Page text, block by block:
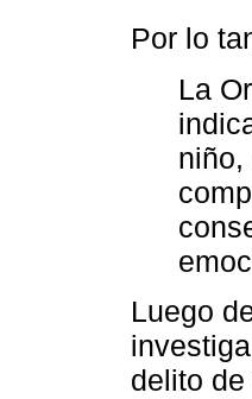
Por lo
La
niño,
Luego
delito